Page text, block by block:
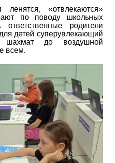
ленятся, «отвлекаются»
по поводу школьных
родители
детей суперувлекающий
шахмат до воздушной
всем.